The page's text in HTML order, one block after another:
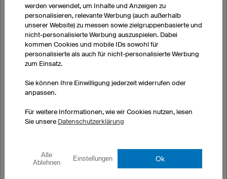
E-Mail
*Möglicherweise landen unsere E-Mails bei Ihnen im Spamordner.
Bitte prüfen Sie diesen in den nächsten Tagen regelmäßig.
werden verwendet, um Inhalte und Anzeigen zu
personalisieren, relevante Werbung (auch außerhalb
unserer Website) zu messen sowie zielgruppenbasierte und
nicht-personalisierte Werbung auszuspielen. Dabei
kommen Cookies und mobile IDs sowohl für
personalisierte als auch für nicht-personalisierte Werbung
zum Einsatz.
Sie können Ihre Einwilligung jederzeit widerrufen oder
anpassen.
Für weitere Informationen, wie wir Cookies nutzen, lesen
Sie unsere Datenschutzerklärung
Alle
Ablehnen
Einstellungen Ok